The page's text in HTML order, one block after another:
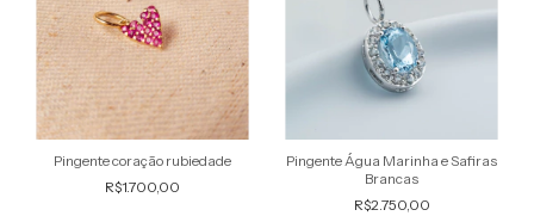
Pingente coração rubiedade
R$1.700,00
Pingente Água Marinha e Safiras
Brancas
R$2.750,00